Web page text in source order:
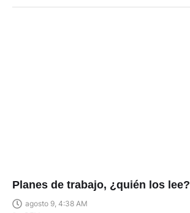
Planes de trabajo, ¿quién los lee?
agosto 9, 4:38 AM